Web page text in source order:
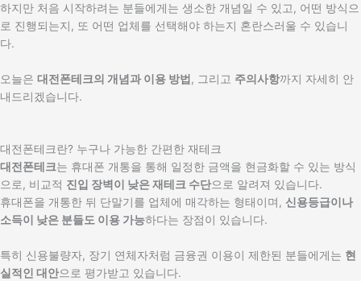
하지만 처음 시작하려는 분들에게는 생소한 개념일 수 있고, 어떤 방식으
로 진행되는지, 또 어떤 업체를 선택해야 하는지 혼란스러울 수 있습니
다.
오늘은 대전폰테크의 개념과 이용 방법, 그리고 주의사항까지 자세히 안
내드리겠습니다.
대전폰테크란? 누구나 가능한 간편한 재테크
대전폰테크는 휴대폰 개통을 통해 일정한 금액을 현금화할 수 있는 방식
으로, 비교적 진입 장벽이 낮은 재테크 수단으로 알려져 있습니다.
휴대폰을 개통한 뒤 단말기를 업체에 매각하는 형태이며, 신용등급이나
소득이 낮은 분들도 이용 가능하다는 장점이 있습니다.
특히 신용불량자, 장기 연체자처럼 금융권 이용이 제한된 분들에게는 현
실적인 대안으로 평가받고 있습니다.